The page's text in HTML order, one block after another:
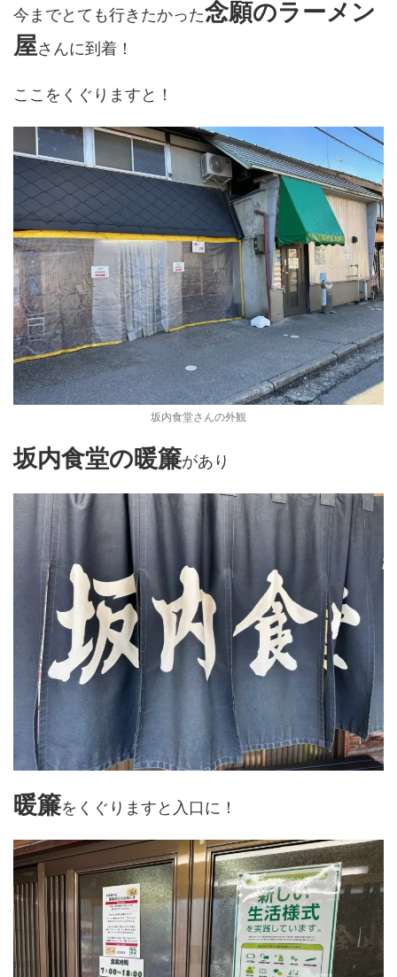
今までとても行きたかった念願のラーメン
屋さんに到着！
ここをくぐりますと！
坂内食堂さんの外観
坂内食堂の暖簾があり
暖簾をくぐりますと入口に！